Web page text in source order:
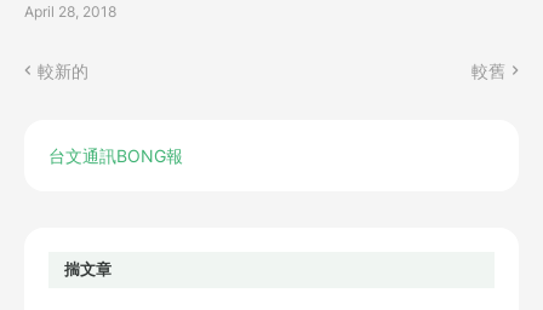
April 28, 2018
較新的 較舊
台文通訊BONG報
揣文章